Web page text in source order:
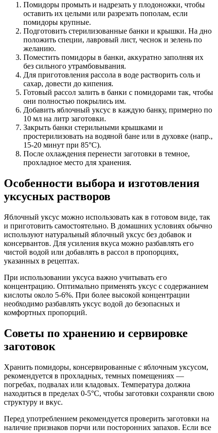
Помидоры промыть и надрезать у плодоножки, чтобы
оставить их целыми или разрезать пополам, если
помидоры крупные.
Подготовить стерилизованные банки и крышки. На дно
положить специи, лавровый лист, чеснок и зелень по
желанию.
Поместить помидоры в банки, аккуратно заполняя их
без сильного утрамбовывания.
Для приготовления рассола в воде растворить соль и
сахар, довести до кипения.
Готовый рассол залить в банки с помидорами так, чтобы
они полностью покрылись им.
Добавить яблочный уксус в каждую банку, примерно по
10 мл на литр заготовки.
Закрыть банки стерильными крышками и
простерилизовать на водяной бане или в духовке (напр.,
15-20 минут при 85°C).
После охлаждения перенести заготовки в темное,
прохладное место для хранения.
Особенности выбора и изготовления
уксусных растворов
Яблочный уксус можно использовать как в готовом виде, так
и приготовить самостоятельно. В домашних условиях обычно
используют натуральный яблочный уксус без добавок и
консервантов. Для усиления вкуса можно разбавлять его
чистой водой или добавлять в рассол в пропорциях,
указанных в рецептах.
При использовании уксуса важно учитывать его
концентрацию. Оптимально применять уксус с содержанием
кислоты около 5-6%. При более высокой концентрации
необходимо разбавлять уксус водой до безопасных и
комфортных пропорций.
Советы по хранению и сервировке
заготовок
Хранить помидоры, консервированные с яблочным уксусом,
рекомендуется в прохладных, темных помещениях —
погребах, подвалах или кладовых. Температура должна
находиться в пределах 0-5°C, чтобы заготовки сохраняли свою
структуру и вкус.
Перед употреблением рекомендуется проверить заготовки на
наличие признаков порчи или посторонних запахов. Если все